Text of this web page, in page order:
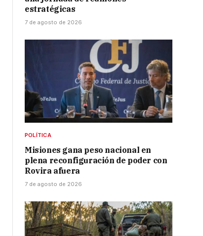
estratégicas
7 de agosto de 2026
POLÍTICA
Misiones gana peso nacional en
plena reconfiguración de poder con
Rovira afuera
7 de agosto de 2026